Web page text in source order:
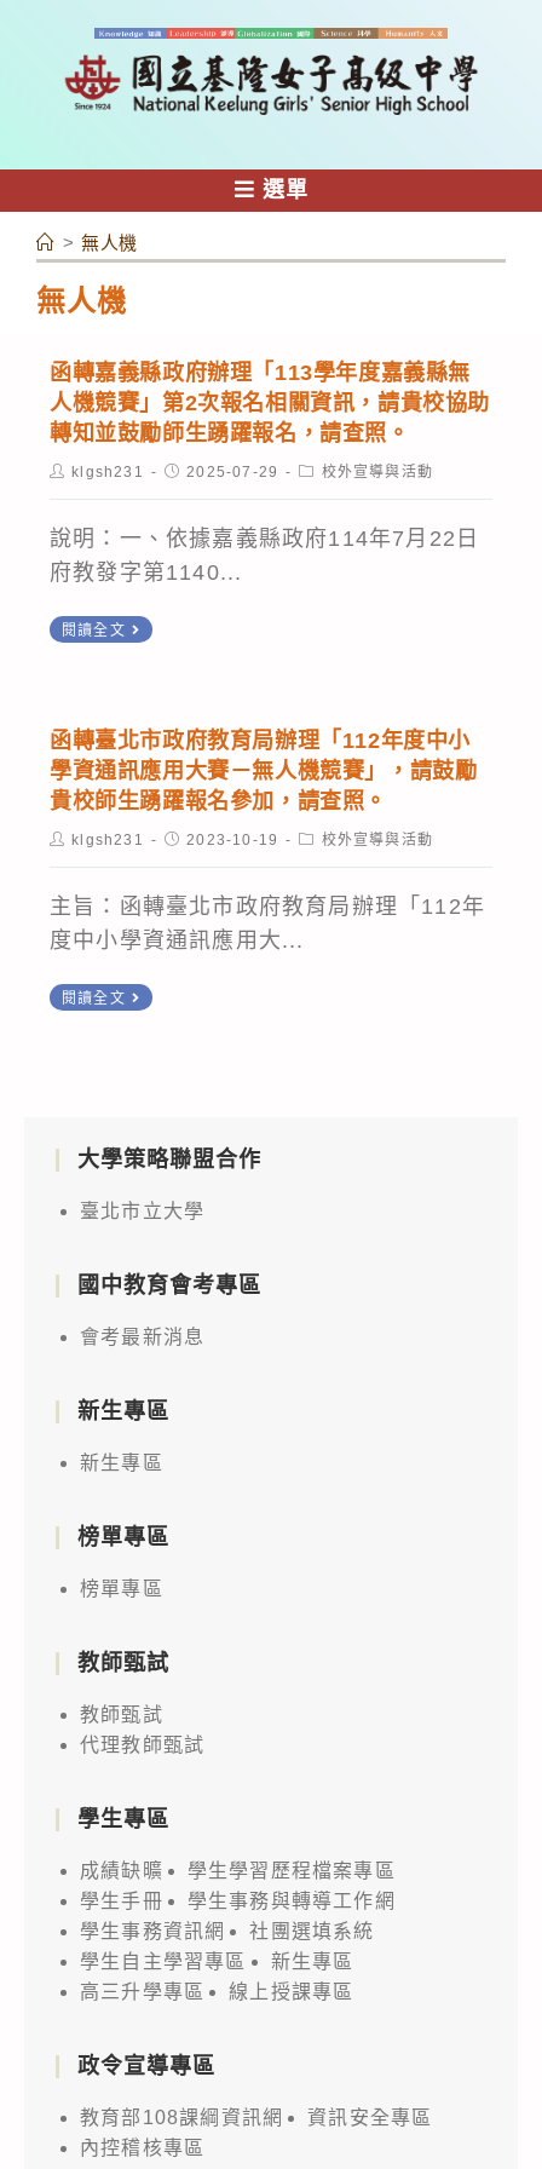
容
選單
無人機
> 無人機
函轉嘉義縣政府辦理「113學年度嘉義縣無
人機競賽」第2次報名相關資訊，請貴校協助
轉知並鼓勵師生踴躍報名，請查照。
Postklgsh231
Post2025-07-29
Post校外宣導與活動
說明：一、依據嘉義縣政府114年7月22日
府教發字第1140...
閱讀全文
函
義
縣
政
府
辦
理
「113
年
無
人
競
賽」
第
次
名
關
資
貴
校
協
轉
並
鼓
勵
師
踴
躍
報
名，
函轉臺北市政府教育局辦理「112年度中小
學資通訊應用大賽－無人機競賽」，請鼓勵
貴校師生踴躍報名參加，請查照。
Postklgsh231
Post2023-10-19
Post校外宣導與活動
主旨：函轉臺北市政府教育局辦理「112年
度中小學資通訊應用大...
閱讀全文
函
政
府
局
辦
「112
度
小
資
訊
應
用
賽
無
人
機
競
鼓
勵
貴
大學策略聯盟合作
臺北市立大學
國中教育會考專區
會考最新消息
新生專區
新生專區
榜單專區
榜單專區
教師甄試
教師甄試
代理教師甄試
學生專區
成績缺曠
學生學習歷程檔案專區
學生手冊
學生事務與轉導工作網
學生事務資訊網
社團選填系統
學生自主學習專區
新生專區
高三升學專區
線上授課專區
政令宣導專區
教育部108課綱資訊網
資訊安全專區
內控稽核專區